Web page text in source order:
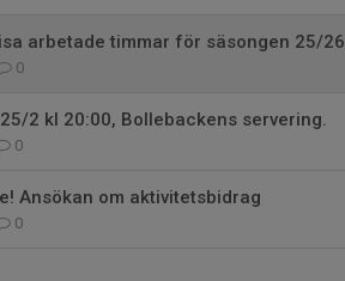
arbetade timmar för säsongen 25/26
0
2 kl 20:00, Bollebackens servering.
0
Ansökan om aktivitetsbidrag
0